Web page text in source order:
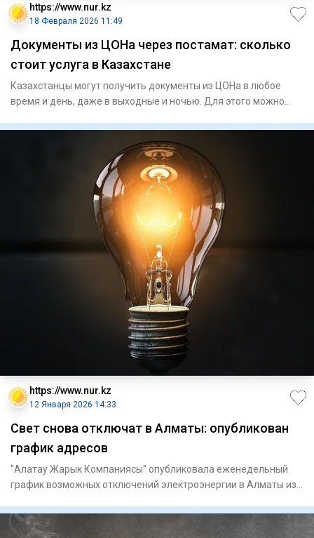
https://www.nur.kz
18 Февраля 2026 11:49
Документы из ЦОНа через постамат: сколько
стоит услуга в Казахстане
Казахстанцы могут получить документы из ЦОНа в любое
время и день, даже в выходные и ночью. Для этого можно
https://www.nur.kz
12 Января 2026 14:33
Свет снова отключат в Алматы: опубликован
график адресов
"Алатау Жарык Компаниясы" опубликовала еженедельный
график возможных отключений электроэнергии в Алматы из-